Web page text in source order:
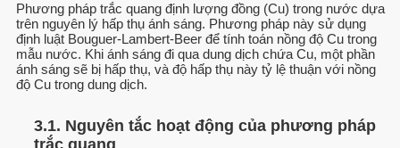
Phương pháp trắc quang định lượng đồng (Cu) trong nước dựa
trên nguyên lý hấp thụ ánh sáng. Phương pháp này sử dụng
định luật Bouguer-Lambert-Beer để tính toán nồng độ Cu trong
mẫu nước. Khi ánh sáng đi qua dung dịch chứa Cu, một phần
ánh sáng sẽ bị hấp thụ, và độ hấp thụ này tỷ lệ thuận với nồng
độ Cu trong dung dịch.
3.1. Nguyên tắc hoạt động của phương pháp
trắc quang